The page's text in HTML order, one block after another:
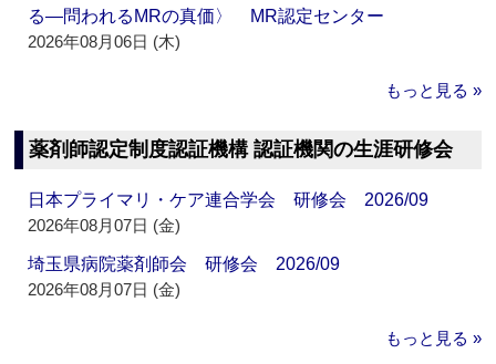
る―問われるMRの真価〉 MR認定センター
2026年08月06日 (木)
もっと見る »
薬剤師認定制度認証機構 認証機関の生涯研修会
日本プライマリ・ケア連合学会 研修会 2026/09
2026年08月07日 (金)
埼玉県病院薬剤師会 研修会 2026/09
2026年08月07日 (金)
もっと見る »